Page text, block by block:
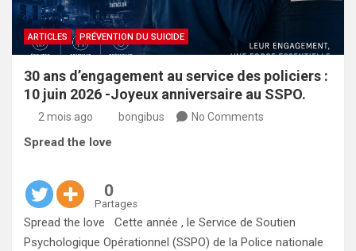
ARTICLES PRÉVENTION DU SUICIDE
30 ans d’engagement au service des policiers :
10 juin 2026 -Joyeux anniversaire au SSPO.
2 mois ago bongibus No Comments
Spread the love
0
Partages
Spread the love Cette année , le Service de Soutien
Psychologique Opérationnel (SSPO) de la Police nationale